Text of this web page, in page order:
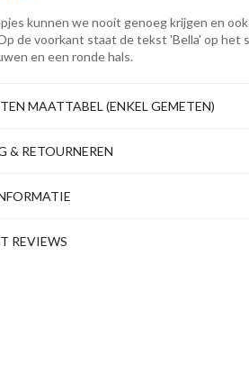
kunnen we nooit genoeg krijgen en
de voorkant staat de tekst 'Bella' op het
en een ronde hals.
MAATTABEL (ENKEL GEMETEN)
& RETOURNEREN
REVIEWS